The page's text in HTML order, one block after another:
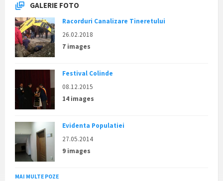
GALERIE FOTO
Racorduri Canalizare Tineretului
26.02.2018
7 images
Festival Colinde
08.12.2015
14 images
Evidenta Populatiei
27.05.2014
9 images
MAI MULTE POZE